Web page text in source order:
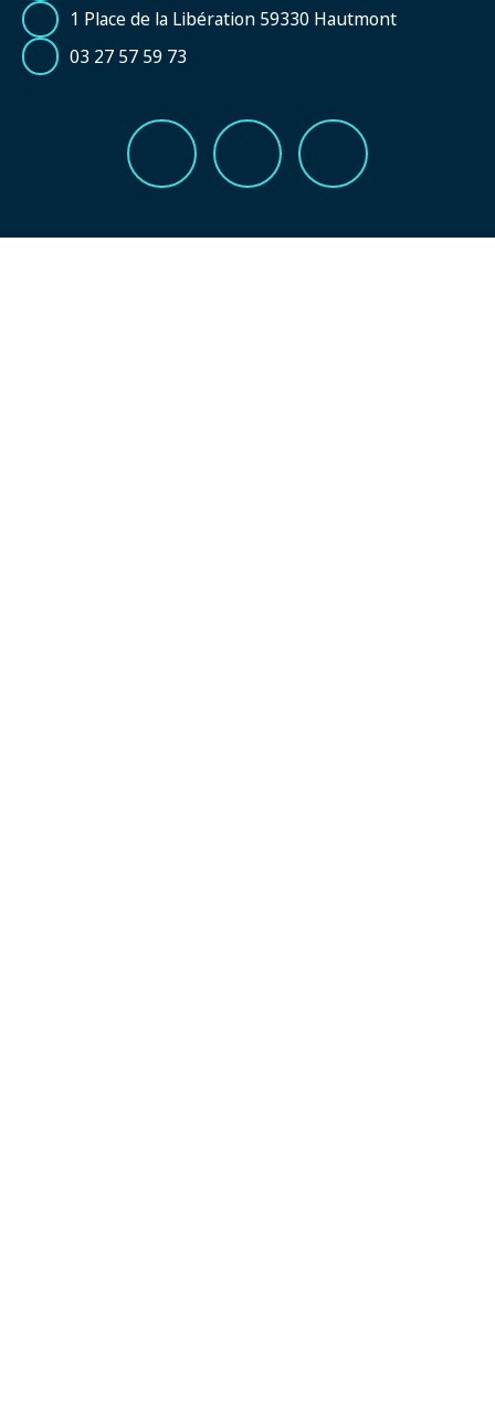
1 Place de la Libération 59330 Hautmont
03 27 57 59 73